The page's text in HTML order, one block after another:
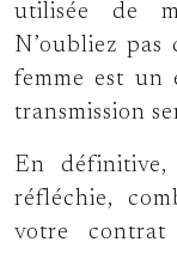
utilisée de
N’oubliez pas
femme est un
transmission
En définitive,
réfléchie,
votre contrat